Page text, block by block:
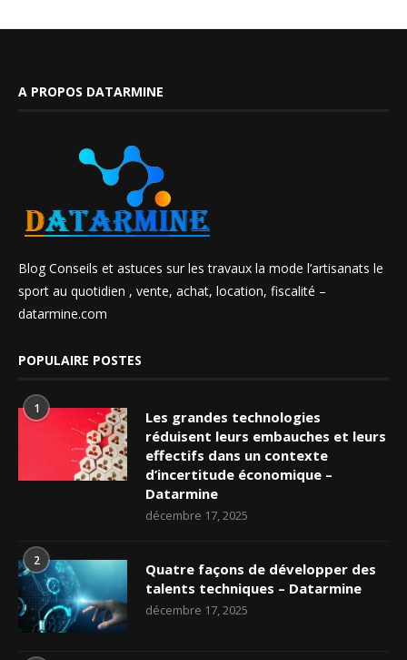
A PROPOS DATARMINE
Blog Conseils et astuces sur les travaux la mode l’artisanats le
sport au quotidien , vente, achat, location, fiscalité –
datarmine.com
POPULAIRE POSTES
1
Les grandes technologies
réduisent leurs embauches et leurs
effectifs dans un contexte
d’incertitude économique –
Datarmine
décembre 17, 2025
2
Quatre façons de développer des
talents techniques – Datarmine
décembre 17, 2025